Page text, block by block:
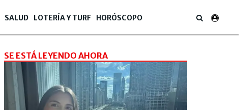
SALUD LOTERÍA Y TURF HORÓSCOPO
SE ESTÁ LEYENDO AHORA